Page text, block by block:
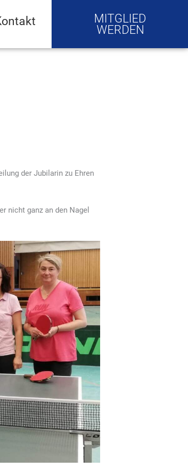
MITGLIED
WERDEN
der Jubilarin zu Ehren
nicht ganz an den Nagel